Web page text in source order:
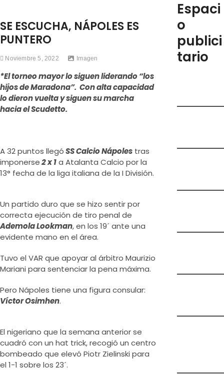
n
e
m
e
SE ESCUCHA, NÁPOLES ES
PUNTERO
Noviembre 5, 2022 Imagen
*El torneo mayor lo siguen liderando “los
hijos de Maradona”. Con alta capacidad
lo dieron vuelta y siguen su marcha
hacia el Scudetto.
A 32 puntos llegóSS Calcio Nápoles tras
imponerse2 x 1a Atalanta Calcio por la
13° fecha de la liga italiana de la I División.
Un partido duro que se hizo sentir por
correcta ejecución de tiro penal de
Ademola Lookman, en los 19´ ante una
evidente mano en el área.
Tuvo el VAR que apoyar al árbitro Maurizio
Mariani para sentenciar la pena máxima.
Pero Nápoles tiene una figura consular:
Víctor Osimhen.
El nigeriano que la semana anterior se
cuadró con un hat trick, recogió un centro
bombeado que elevó Piotr Zielinski para
el 1-1 sobre los 23´.
Espaci
o
publici
tario